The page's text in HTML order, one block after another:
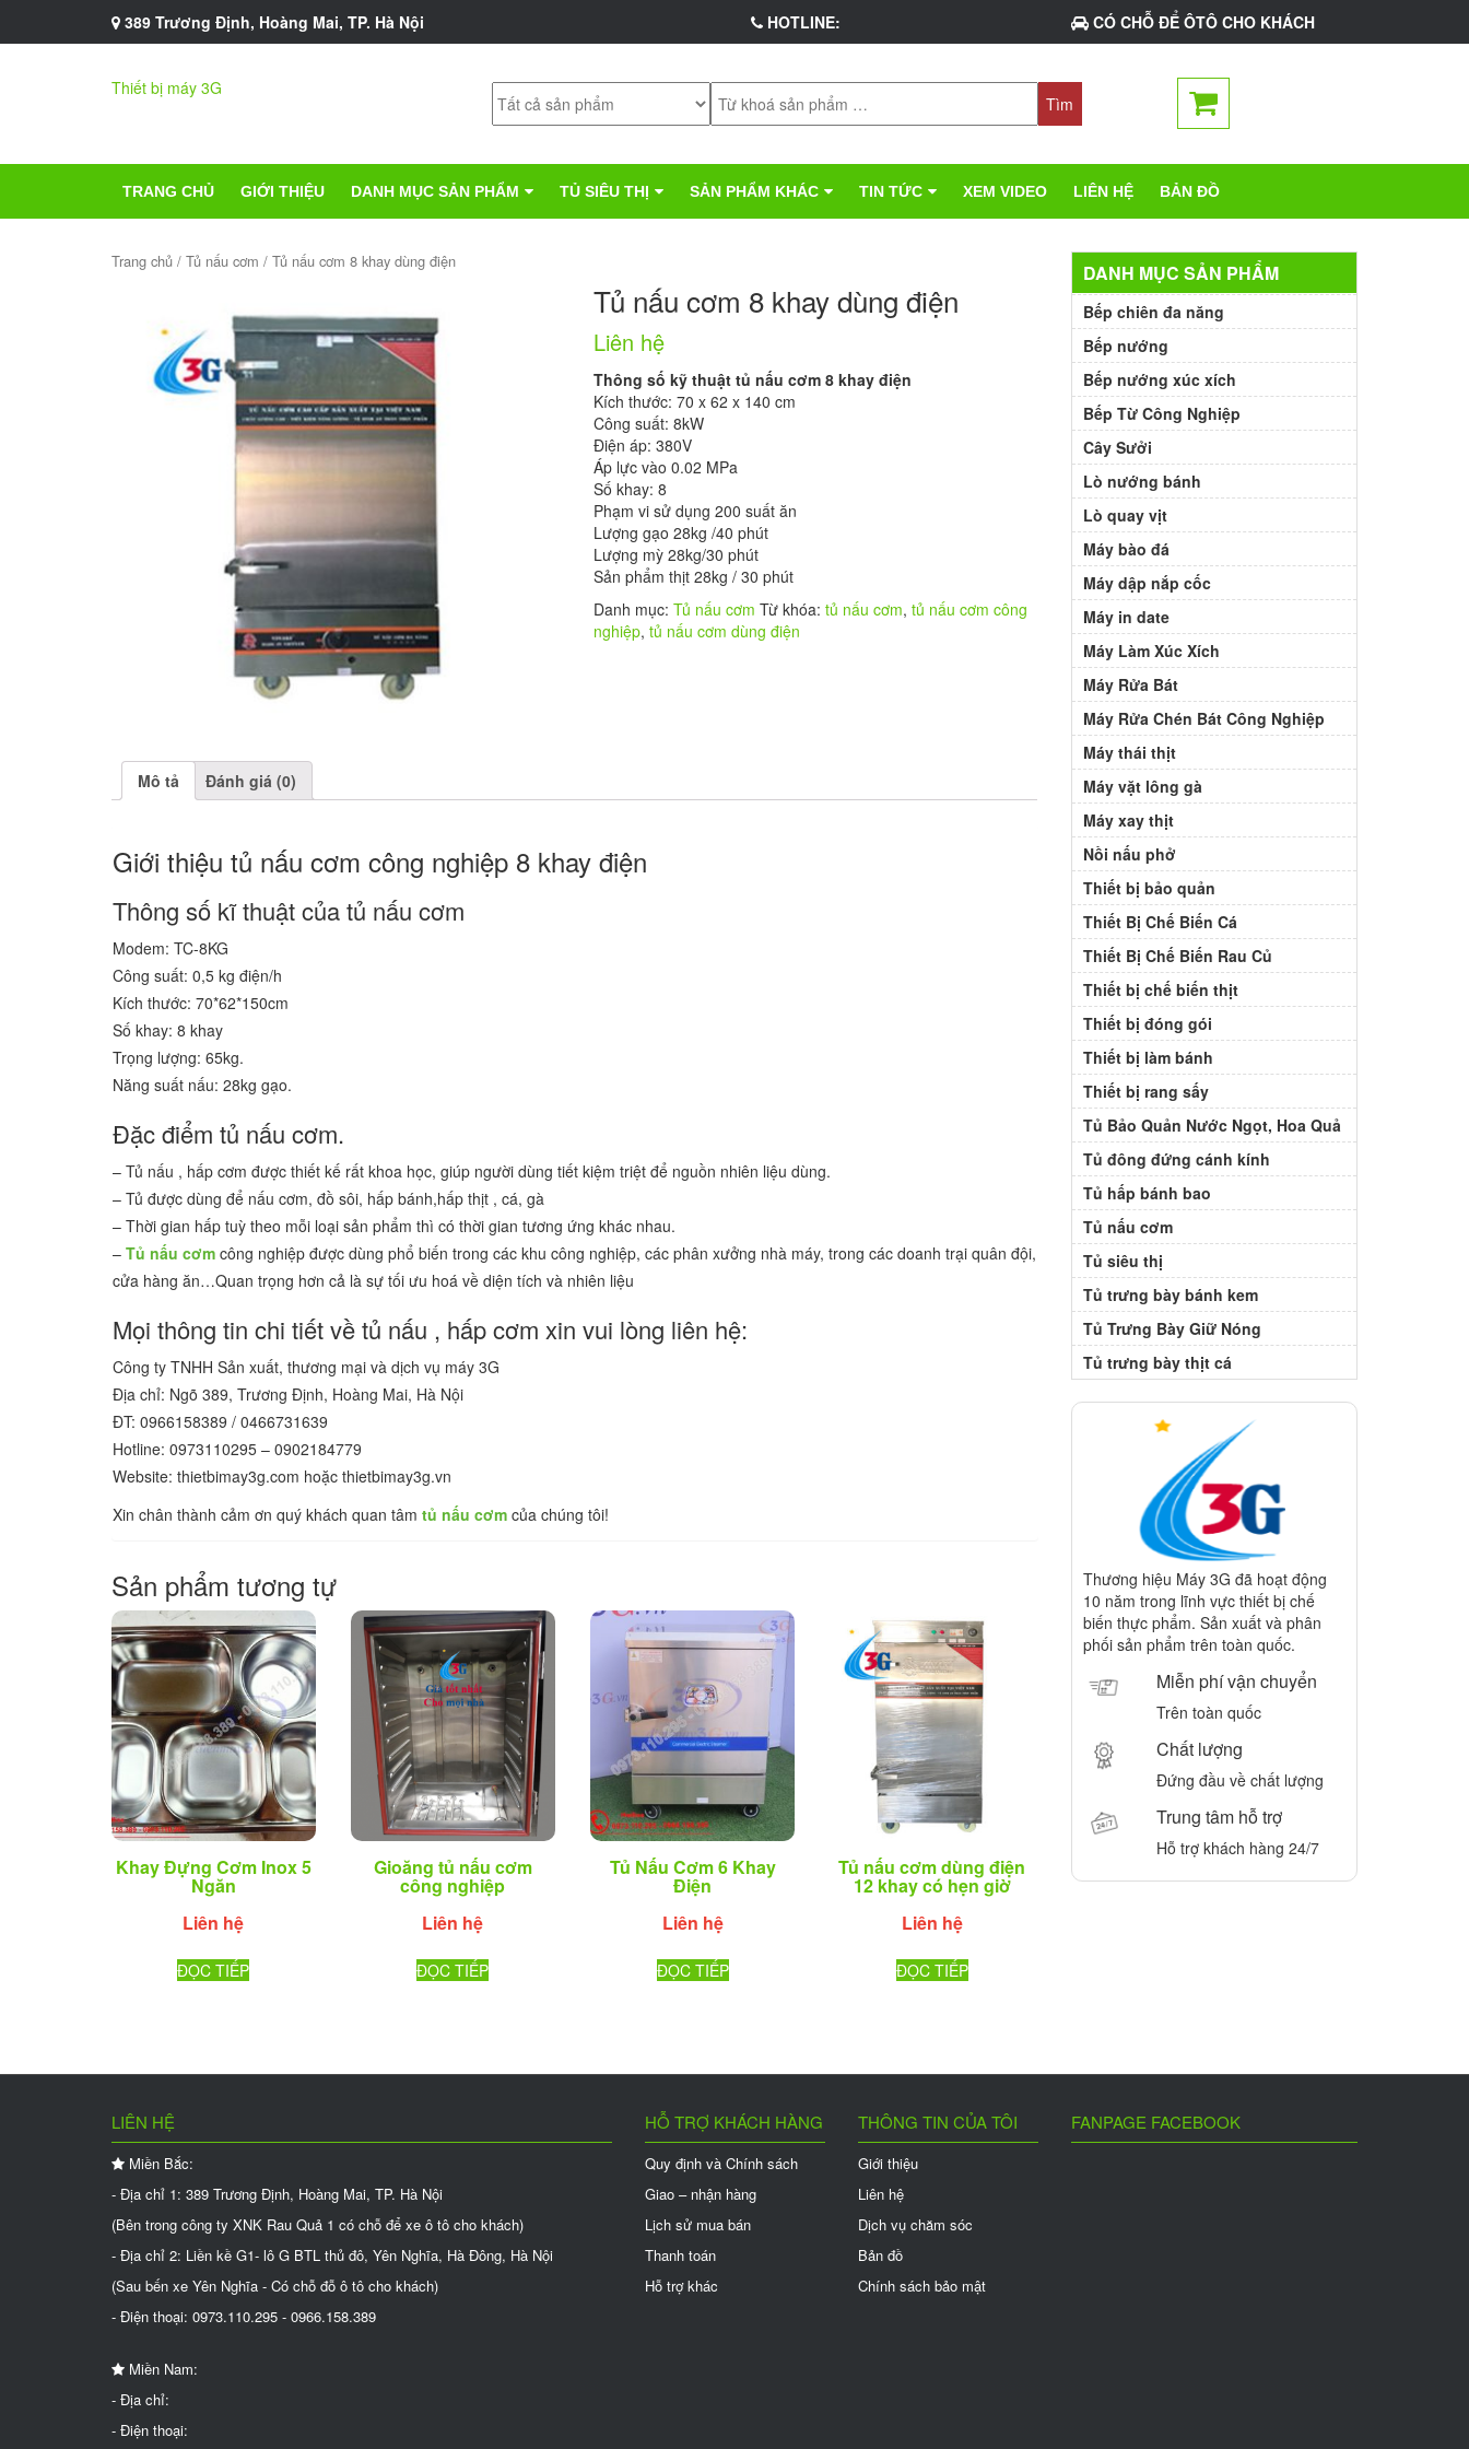
389 Trương Định, Hoàng Mai, TP. Hà Nội HOTLINE: CÓ CHỖ ĐỂ ÔTÔ CHO KHÁCH
Thiết bị máy 3G
TRANG CHỦ GIỚI THIỆU DANH MỤC SẢN PHẨM TỦ SIÊU THỊ SẢN PHẨM KHÁC TIN TỨC XEM VIDEO LIÊN HỆ BẢN ĐỒ
Trang chủ / Tủ nấu cơm / Tủ nấu cơm 8 khay dùng điện
Tủ nấu cơm 8 khay dùng điện
Liên hệ
Thông số kỹ thuật tủ nấu cơm 8 khay điện
Kích thước: 70 x 62 x 140 cm
Công suất: 8kW
Điện áp: 380V
Áp lực vào 0.02 MPa
Số khay: 8
Phạm vi sử dụng 200 suất ăn
Lượng gạo 28kg /40 phút
Lượng mỳ 28kg/30 phút
Sản phẩm thịt 28kg / 30 phút
Danh mục: Tủ nấu cơm Từ khóa: tủ nấu cơm, tủ nấu cơm công
nghiệp, tủ nấu cơm dùng điện
Mô tả Đánh giá (0)
Giới thiệu tủ nấu cơm công nghiệp 8 khay điện
Thông số kĩ thuật của tủ nấu cơm
Modem: TC-8KG
Công suất: 0,5 kg điện/h
Kích thước: 70*62*150cm
Số khay: 8 khay
Trọng lượng: 65kg.
Năng suất nấu: 28kg gạo.
Đặc điểm tủ nấu cơm.
– Tủ nấu , hấp cơm được thiết kế rất khoa học, giúp người dùng tiết kiệm triệt để nguồn nhiên liệu dùng.
– Tủ được dùng để nấu cơm, đồ sôi, hấp bánh,hấp thịt , cá, gà
– Thời gian hấp tuỳ theo mỗi loại sản phẩm thì có thời gian tương ứng khác nhau.
– Tủ nấu cơm công nghiệp được dùng phổ biến trong các khu công nghiệp, các phân xưởng nhà máy, trong các doanh trại quân đội,
cửa hàng ăn…Quan trọng hơn cả là sự tối ưu hoá về diện tích và nhiên liệu
Mọi thông tin chi tiết về tủ nấu , hấp cơm xin vui lòng liên hệ:
Công ty TNHH Sản xuất, thương mại và dịch vụ máy 3G
Địa chỉ: Ngõ 389, Trương Định, Hoàng Mai, Hà Nội
ĐT: 0966158389 / 0466731639
Hotline: 0973110295 – 0902184779
Website: thietbimay3g.com hoặc thietbimay3g.vn
Xin chân thành cảm ơn quý khách quan tâm tủ nấu cơm của chúng tôi!
Sản phẩm tương tự
Khay Đựng Cơm Inox 5
Ngăn
Liên hệ
ĐỌC TIẾP
Gioăng tủ nấu cơm
công nghiệp
Liên hệ
ĐỌC TIẾP
Tủ Nấu Cơm 6 Khay
Điện
Liên hệ
ĐỌC TIẾP
Tủ nấu cơm dùng điện
12 khay có hẹn giờ
Liên hệ
ĐỌC TIẾP
DANH MỤC SẢN PHẨM
Bếp chiên đa năng
Bếp nướng
Bếp nướng xúc xích
Bếp Từ Công Nghiệp
Cây Sưởi
Lò nướng bánh
Lò quay vịt
Máy bào đá
Máy dập nắp cốc
Máy in date
Máy Làm Xúc Xích
Máy Rửa Bát
Máy Rửa Chén Bát Công Nghiệp
Máy thái thịt
Máy vặt lông gà
Máy xay thịt
Nồi nấu phở
Thiết bị bảo quản
Thiết Bị Chế Biến Cá
Thiết Bị Chế Biến Rau Củ
Thiết bị chế biến thịt
Thiết bị đóng gói
Thiết bị làm bánh
Thiết bị rang sấy
Tủ Bảo Quản Nước Ngọt, Hoa Quả
Tủ đông đứng cánh kính
Tủ hấp bánh bao
Tủ nấu cơm
Tủ siêu thị
Tủ trưng bày bánh kem
Tủ Trưng Bày Giữ Nóng
Tủ trưng bày thịt cá
Thương hiệu Máy 3G đã hoạt động
10 năm trong lĩnh vực thiết bị chế
biến thực phẩm. Sản xuất và phân
phối sản phẩm trên toàn quốc.
Miễn phí vận chuyển
Trên toàn quốc
Chất lượng
Đứng đầu về chất lượng
Trung tâm hỗ trợ
Hỗ trợ khách hàng 24/7
LIÊN HỆ
Miền Bắc:
- Địa chỉ 1: 389 Trương Định, Hoàng Mai, TP. Hà Nội
(Bên trong công ty XNK Rau Quả 1 có chỗ để xe ô tô cho khách)
- Địa chỉ 2: Liền kề G1- lô G BTL thủ đô, Yên Nghĩa, Hà Đông, Hà Nội
(Sau bến xe Yên Nghĩa - Có chỗ đỗ ô tô cho khách)
- Điện thoại: 0973.110.295 - 0966.158.389
Miền Nam:
- Địa chỉ:
- Điện thoại:
HỖ TRỢ KHÁCH HÀNG
Quy định và Chính sách
Giao – nhận hàng
Lịch sử mua bán
Thanh toán
Hỗ trợ khác
THÔNG TIN CỦA TÔI
Giới thiệu
Liên hệ
Dịch vụ chăm sóc
Bản đồ
Chính sách bảo mật
FANPAGE FACEBOOK